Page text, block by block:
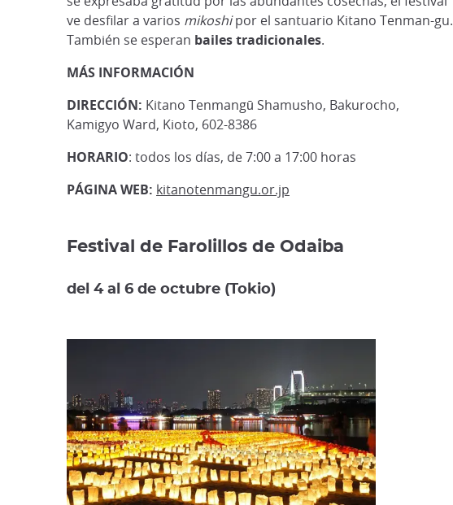
ve desfilar a varios mikoshipor el santuario Kitano Tenman-gu.
También se esperan bailes tradicionales.
MÁS INFORMACIÓN
DIRECCIÓN: Kitano Tenmangū Shamusho, Bakurocho,
Kamigyo Ward, Kioto, 602-8386
HORARIO: todos los días, de 7:00 a 17:00 horas
PÁGINA WEB: kitanotenmangu.or.jp
Festival de Farolillos de Odaiba
del 4 al 6 de octubre (Tokio)